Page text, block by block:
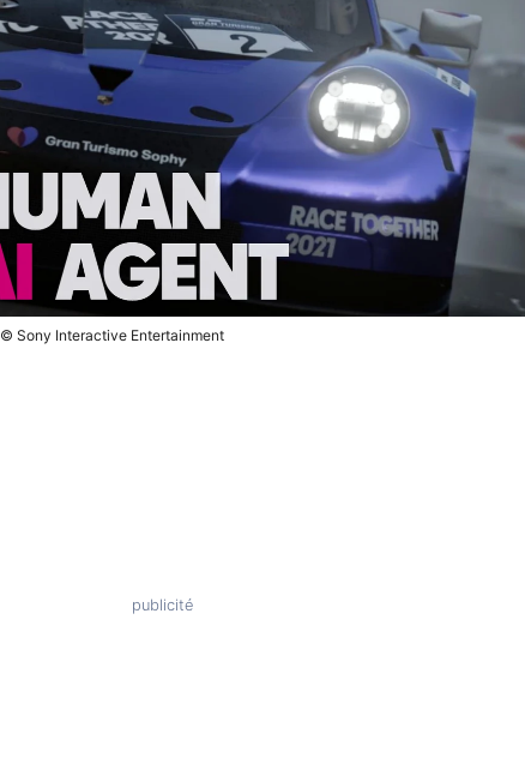
© Sony Interactive Entertainment